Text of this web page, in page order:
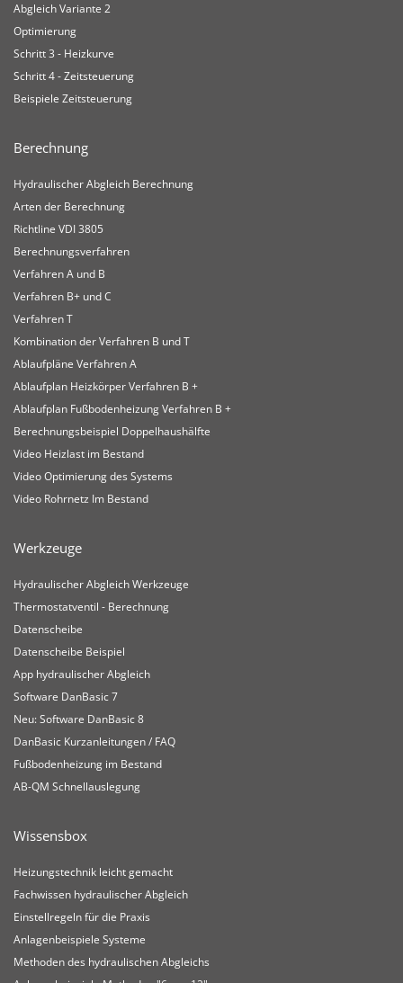
Abgleich Variante 2
Optimierung
Schritt 3 - Heizkurve
Schritt 4 - Zeitsteuerung
Beispiele Zeitsteuerung
Berechnung
Hydraulischer Abgleich Berechnung
Arten der Berechnung
Richtline VDI 3805
Berechnungsverfahren
Verfahren A und B
Verfahren B+ und C
Verfahren T
Kombination der Verfahren B und T
Ablaufpläne Verfahren A
Ablaufplan Heizkörper Verfahren B +
Ablaufplan Fußbodenheizung Verfahren B +
Berechnungsbeispiel Doppelhaushälfte
Video Heizlast im Bestand
Video Optimierung des Systems
Video Rohrnetz Im Bestand
Werkzeuge
Hydraulischer Abgleich Werkzeuge
Thermostatventil - Berechnung
Datenscheibe
Datenscheibe Beispiel
App hydraulischer Abgleich
Software DanBasic 7
Neu: Software DanBasic 8
DanBasic Kurzanleitungen / FAQ
Fußbodenheizung im Bestand
AB-QM Schnellauslegung
Wissensbox
Heizungstechnik leicht gemacht
Fachwissen hydraulischer Abgleich
Einstellregeln für die Praxis
Anlagenbeispiele Systeme
Methoden des hydraulischen Abgleichs